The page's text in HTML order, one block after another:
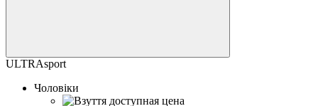
ULTRAsport
Чоловіки